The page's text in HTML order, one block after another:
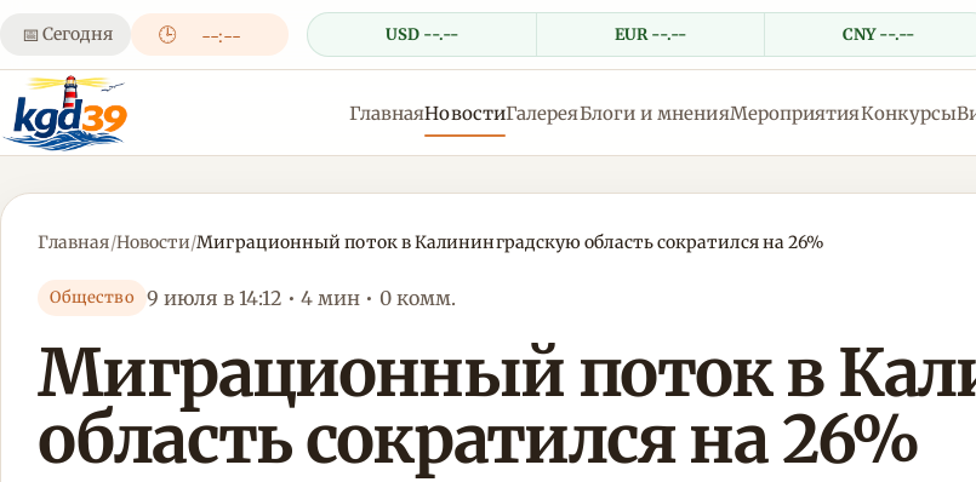
📅 Сегодня 🕒 --:-- USD --.-- EUR --.-- CNY --.--
ГлавнаяНовостиГалереяБлоги и мненияМероприятияКонкурсы
Главная/Новости/Миграционный поток в Калининградскую область сократился на 26%
Общество 9 июля в 14:12 • 4 мин • 0 комм.
Миграционный поток в
область сократился на 26%